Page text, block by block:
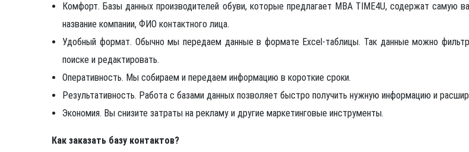
Комфорт. Базы данных производителей обуви, которые предлагает MBA TIME4U, содержат
название компании, ФИО контактного лица.
Удобный формат. Обычно мы передаем данные в формате Excel-таблицы. Так данные можно
поиске и редактировать.
Оперативность. Мы собираем и передаем информацию в короткие сроки.
Результативность. Работа с базами данных позволяет быстро получить нужную информацию и
Экономия. Вы снизите затраты на рекламу и другие маркетинговые инструменты.
Как заказать базу контактов?